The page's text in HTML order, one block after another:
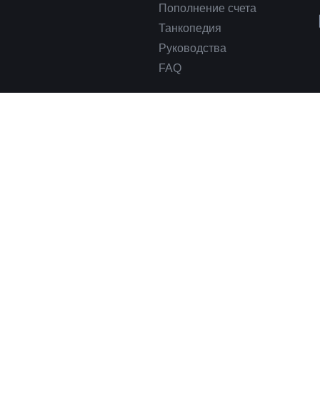
Пополнение счета
Танкопедия
Руководства
FAQ